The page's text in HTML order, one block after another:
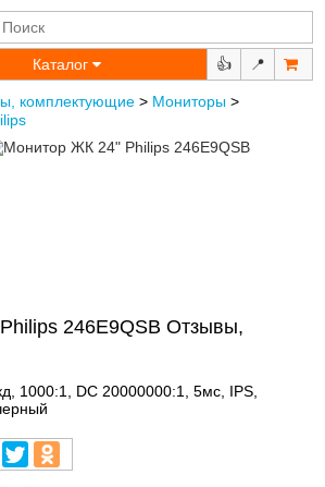
Каталог 👍 📍
комплектующие > Мониторы >
246E9QSB Отзывы,
1000:1, DC 20000000:1, 5мс, IPS,